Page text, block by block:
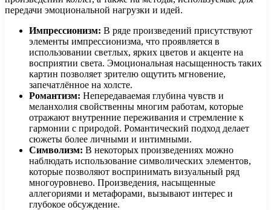
передачи эмоциональной нагрузки и идей.
Импрессионизм: В ряде произведений присутствуют
элементы импрессионизма, что проявляется в
использовании светлых, ярких цветов и акценте на
восприятии света. Эмоциональная насыщенность таких
картин позволяет зрителю ощутить мгновение,
запечатлённое на холсте.
Романтизм: Непередаваемая глубина чувств и
меланхолия свойственны многим работам, которые
отражают внутренние переживания и стремление к
гармонии с природой. Романтический подход делает
сюжеты более личными и интимными.
Символизм: В некоторых произведениях можно
наблюдать использование символических элементов,
которые позволяют воспринимать визуальный ряд
многоуровнево. Произведения, насыщенные
аллегориями и метафорами, вызывают интерес и
глубокое обсуждение.